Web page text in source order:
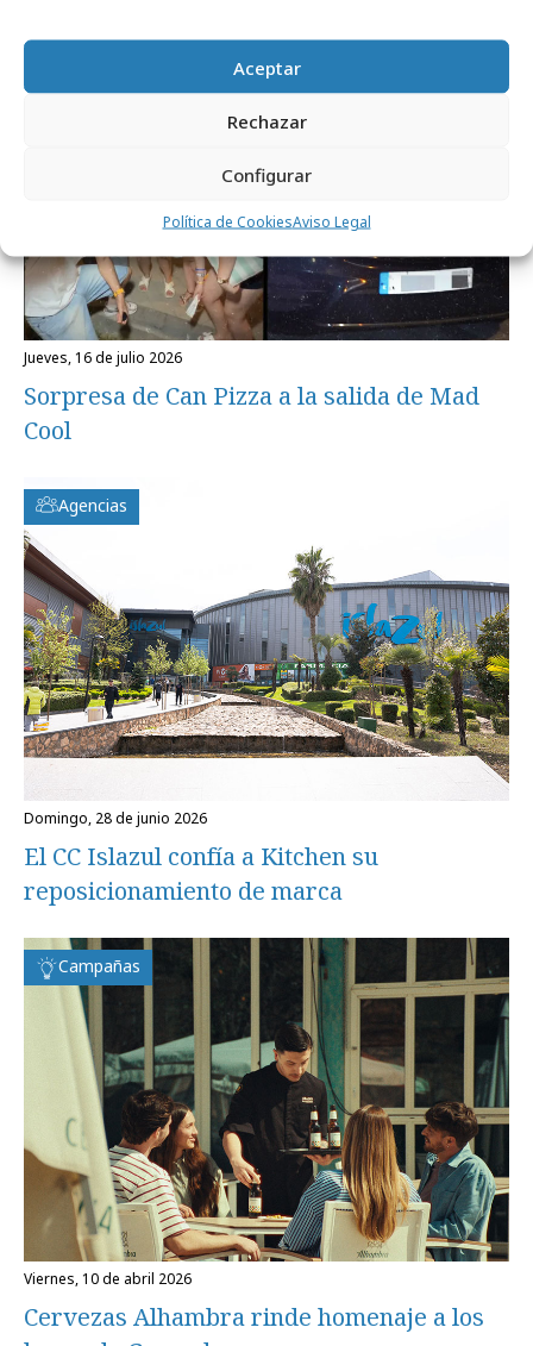
Aceptar
Rechazar
Configurar
Política de CookiesAviso Legal
jueves, 16 de julio 2026
Sorpresa de Can Pizza a la salida de Mad
Cool
Agencias
domingo, 28 de junio 2026
El CC Islazul confía a Kitchen su
reposicionamiento de marca
Campañas
viernes, 10 de abril 2026
Cervezas Alhambra rinde homenaje a los